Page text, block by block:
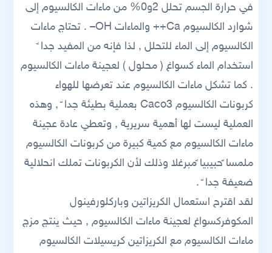
في حرارة الجسم تحلل 2و0% من ماءات الكالسيوم إلى
شوارد الكالسيوم Ca++ والماءات OH– . تحتاج ماءات
الكالسيوم إلى الماء للتحلل , لذا فإنه من المفيد جدا ً
استخدام الماء كسواغ ( محلول ) لعجينة ماءات الكالسيوم
. كما تشكل ماءات الكالسيوم عند تعرضها للهواء
كربونات الكالسيوم Caco3 بعملية بطيئة جدا ً , وهذه
العملية ليست لها أهمية سريرية , وتعطي عادة عجينة
ماءات الكالسيوم مع كمية كبيرة من كربونات الكالسيوم
ملمسا ًحبيبيا ًمبرغلا وذلك لأن الكربونات تملك انحلالية
ضعيفة جدا ً .
لقد اقترح استعمال الكريزاتين وباركلورفينول
المكوفركسواغ لعجينة ماءات الكالسيوم , حيث ينتج مزج
ماءات الكالسيوم مع الكريزاتين كريسيلات الكالسيوم